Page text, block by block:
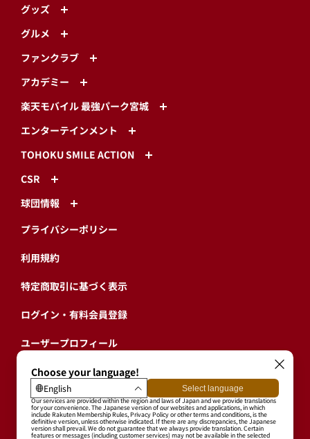
グッズ
グルメ
ファンクラブ
アカデミー
楽天モバイル 最強パーク宮城
エンターテインメント
TOHOKU SMILE ACTION
CSR
球団情報
プライバシーポリシー
利用規約
特定商取引に基づく表示
ログイン・有料会員登録
ユーザープロフィール
会員情報引継ぎ
退会